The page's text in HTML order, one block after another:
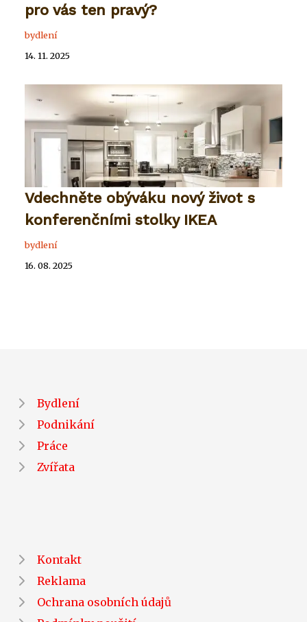
pro vás ten pravý?
bydlení
14. 11. 2025
Vdechněte obýváku nový život s
konferenčními stolky IKEA
bydlení
16. 08. 2025
Bydlení
Podnikání
Práce
Zvířata
Kontakt
Reklama
Ochrana osobních údajů